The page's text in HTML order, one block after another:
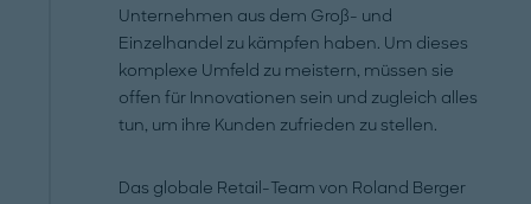
Unternehmen aus dem Groß- und
Einzelhandel zu kämpfen haben. Um dieses
komplexe Umfeld zu meistern, müssen sie
offen für Innovationen sein und zugleich alles
tun, um ihre Kunden zufrieden zu stellen.
Das globale Retail-Team von Roland Berger